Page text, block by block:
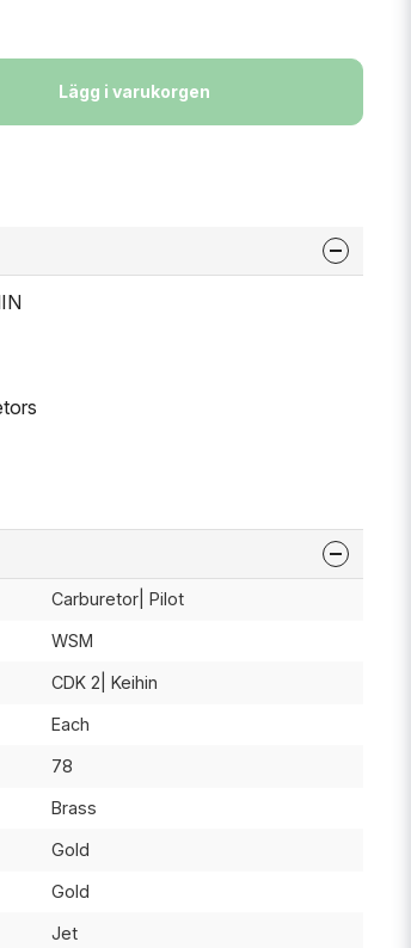
Lägg i varukorgen
Carburetor| Pilot
WSM
CDK 2| Keihin
Each
78
Brass
Gold
Gold
Jet